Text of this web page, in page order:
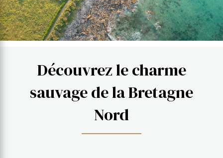
Découvrez le charme
sauvage de la Bretagne
Nord